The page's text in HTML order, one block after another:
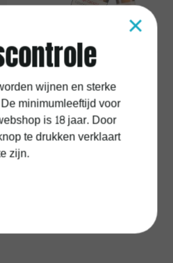
Roger Groult 12 ans
×
wijnen en sterke
minimumleeftijd voor
is 18 jaar. Door
te drukken verklaart
zijn.